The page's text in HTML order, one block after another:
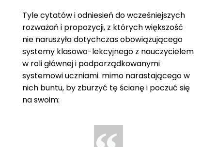
Tyle cytatów i odniesień do wcześniejszych
rozważań i propozycji, z których większość
nie naruszyła dotychczas obowiązującego
systemy klasowo-lekcyjnego z nauczycielem
w roli głównej i podporządkowanymi
systemowi uczniami. mimo narastającego w
nich buntu, by zburzyć tę ścianę i poczuć się
na swoim: